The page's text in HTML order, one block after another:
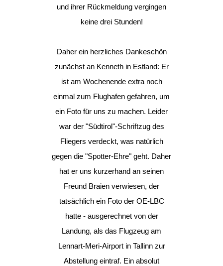
und ihrer Rückmeldung vergingen
keine drei Stunden!
Daher ein herzliches Dankeschön
zunächst an Kenneth in Estland: Er
ist am Wochenende extra noch
einmal zum Flughafen gefahren, um
ein Foto für uns zu machen. Leider
war der "Südtirol"-Schriftzug des
Fliegers verdeckt, was natürlich
gegen die "Spotter-Ehre" geht. Daher
hat er uns kurzerhand an seinen
Freund Braien verwiesen, der
tatsächlich ein Foto der OE-LBC
hatte - ausgerechnet von der
Landung, als das Flugzeug am
Lennart-Meri-Airport in Tallinn zur
Abstellung eintraf. Ein absolut